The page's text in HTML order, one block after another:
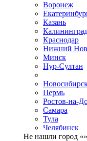
Воронеж
Казань
Краснодар
Нижний
Минск
Нур-Султан
Пермь
Ростов-на-
Самара
Тула
Челябинск
Не нашли город «